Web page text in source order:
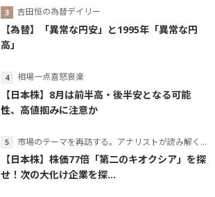
吉田恒の為替デイリー
【為替】「異常な円安」と1995年「異常な円
高」
相場一点喜怒哀楽
【日本株】8月は前半高・後半安となる可能
性、高値掴みに注意か
市場のテーマを再訪する。アナリストが読み解くテーマの本質
【日本株】株価77倍「第二のキオクシア」を探
せ！次の大化け企業を探...